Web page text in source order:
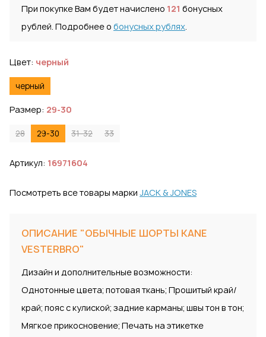
При покупке Вам будет начислено 121 бонусных
рублей. Подробнее о бонусных рублях.
Цвет: черный
черный
Размер: 29-30
28 29-30 31-32 33
Артикул: 16971604
Посмотреть все товары марки JACK & JONES
ОПИСАНИЕ "ОБЫЧНЫЕ ШОРТЫ KANE
VESTERBRO"
Дизайн и дополнительные возможности:
Однотонные цвета; потовая ткань; Прошитый край/
край; пояс с кулиской; задние карманы; швы тон в тон;
Мягкое прикосновение; Печать на этикетке